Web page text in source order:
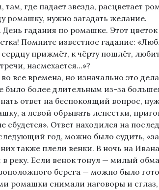
где падает звезда, расцветает
ромашку, нужно загадать желание.
гадания по ромашке. Этот цветок
Помните известное гадание:
прижмёт, к чёрту пошлёт,
насмехается…»?
все времена, но изначально это
было более длительным из-за
ответ на беспокоящий вопрос,
а левой обрывать лепестки,
сбудется». Ответ находился на
год, можно было судить,
также плели венки. В ночь на
в реку. Если венок тонул — милый
берега — можно было
ромашки снимали наговоры и